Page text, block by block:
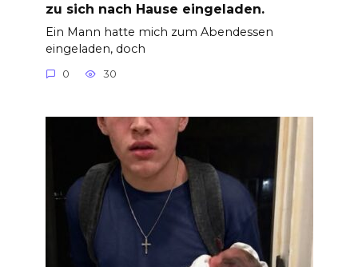
zu sich nach Hause eingeladen.
Ein Mann hatte mich zum Abendessen
eingeladen, doch
0 30